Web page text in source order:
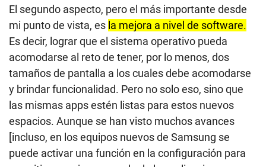
El segundo aspecto, pero el más importante desde
mi punto de vista, es la mejora a nivel de software.
Es decir, lograr que el sistema operativo pueda
acomodarse al reto de tener, por lo menos, dos
tamaños de pantalla a los cuales debe acomodarse
y brindar funcionalidad. Pero no solo eso, sino que
las mismas apps estén listas para estos nuevos
espacios. Aunque se han visto muchos avances
[incluso, en los equipos nuevos de Samsung se
puede activar una función en la configuración para